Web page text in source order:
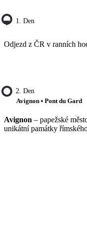
1. Den
Odjezd z ČR v ranních
2. Den
Avignon • Pont du Gard
Avignon – papežské
unikátní památky